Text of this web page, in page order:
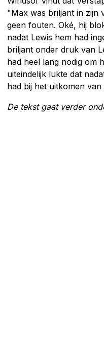
"Max was briljant in zijn
geen fouten. Oké, hij
nadat Lewis hem had
briljant onder druk van
had heel lang nodig om
uiteindelijk lukte dat
had bij het uitkomen
De tekst gaat verder